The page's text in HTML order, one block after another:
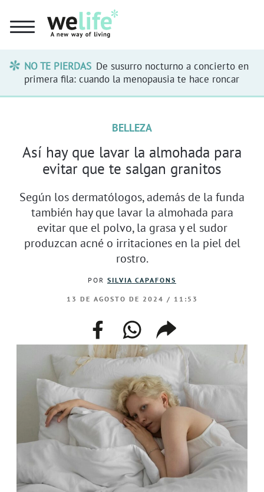
NO TE PIERDAS De susurro nocturno a concierto en
primera fila: cuando la menopausia te hace roncar
BELLEZA
Así hay que lavar la almohada para
evitar que te salgan granitos
Según los dermatólogos, además de la funda
también hay que lavar la almohada para
evitar que el polvo, la grasa y el sudor
produzcan acné o irritaciones en la piel del
rostro.
POR SILVIA CAPAFONS
13 DE AGOSTO DE 2024 / 11:53
facebookwhatsappcompartir
enlace